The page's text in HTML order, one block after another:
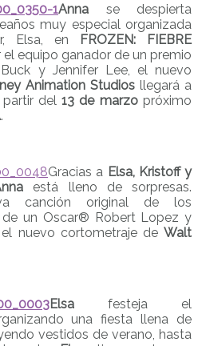
Anna se despierta
muy especial organizada
Elsa, en
FROZEN: FIEBRE
el equipo ganador de un premio
y Jennifer Lee, el nuevo
Animation Studios llegará a
partir del13 de marzopróximo
.
Gracias a Elsa, Kristoff y
está lleno de sorpresas.
canción original de los
de un Oscar® Robert Lopez y
nuevo cortometraje de Walt
Elsa festeja el
una fiesta llena de
vestidos de verano, hasta